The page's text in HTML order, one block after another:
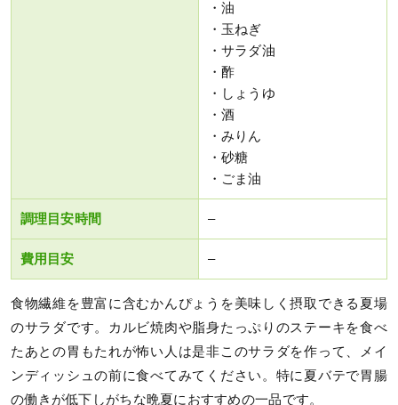
・油
・玉ねぎ
・サラダ油
・酢
・しょうゆ
・酒
・みりん
・砂糖
・ごま油
調理目安時間 –
費用目安 –
食物繊維を豊富に含むかんぴょうを美味しく摂取できる夏場
のサラダです。カルビ焼肉や脂身たっぷりのステーキを食べ
たあとの胃もたれが怖い人は是非このサラダを作って、メイ
ンディッシュの前に食べてみてください。特に夏バテで胃腸
の働きが低下しがちな晩夏におすすめの一品です。